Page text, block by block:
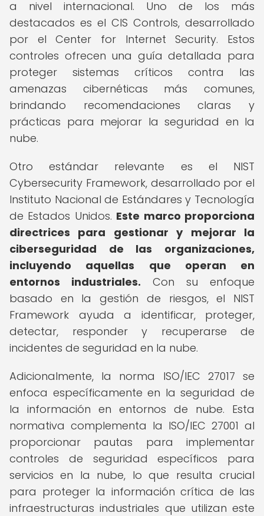
a nivel internacional. Uno de los más
destacados es el CIS Controls, desarrollado
por el Center for Internet Security. Estos
controles ofrecen una guía detallada para
proteger sistemas críticos contra las
amenazas cibernéticas más comunes,
brindando recomendaciones claras y
prácticas para mejorar la seguridad en la
nube.
Otro estándar relevante es el NIST
Cybersecurity Framework, desarrollado por el
Instituto Nacional de Estándares y Tecnología
de Estados Unidos. Este marco proporciona
directrices para gestionar y mejorar la
ciberseguridad de las organizaciones,
incluyendo aquellas que operan en
entornos industriales. Con su enfoque
basado en la gestión de riesgos, el NIST
Framework ayuda a identificar, proteger,
detectar, responder y recuperarse de
incidentes de seguridad en la nube.
Adicionalmente, la norma ISO/IEC 27017 se
enfoca específicamente en la seguridad de
la información en entornos de nube. Esta
normativa complementa la ISO/IEC 27001 al
proporcionar pautas para implementar
controles de seguridad específicos para
servicios en la nube, lo que resulta crucial
para proteger la información crítica de las
infraestructuras industriales que utilizan este